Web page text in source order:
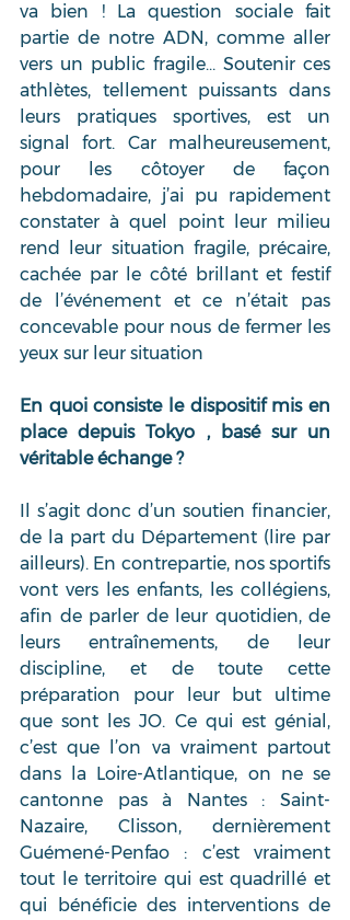
va bien ! La question sociale fait
partie de notre ADN, comme aller
vers un public fragile… Soutenir ces
athlètes, tellement puissants dans
leurs pratiques sportives, est un
signal fort. Car malheureusement,
pour les côtoyer de façon
hebdomadaire, j’ai pu rapidement
constater à quel point leur milieu
rend leur situation fragile, précaire,
cachée par le côté brillant et festif
de l’événement et ce n’était pas
concevable pour nous de fermer les
yeux sur leur situation
En quoi consiste le dispositif mis en
place depuis Tokyo , basé sur un
véritable échange ?
Il s’agit donc d’un soutien financier,
de la part du Département (lire par
ailleurs). En contrepartie, nos sportifs
vont vers les enfants, les collégiens,
afin de parler de leur quotidien, de
leurs entraînements, de leur
discipline, et de toute cette
préparation pour leur but ultime
que sont les JO. Ce qui est génial,
c’est que l’on va vraiment partout
dans la Loire-Atlantique, on ne se
cantonne pas à Nantes : Saint-
Nazaire, Clisson, dernièrement
Guémené-Penfao : c’est vraiment
tout le territoire qui est quadrillé et
qui bénéficie des interventions de